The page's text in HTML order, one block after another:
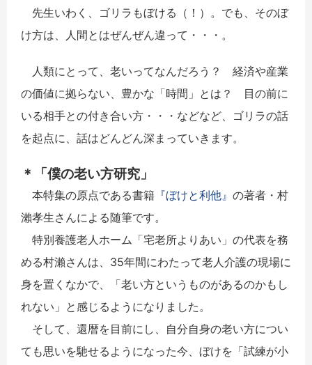
先生いわく、ゴリラもぼける（！）。でも、そのぼ
け方は、人間とはぜんぜん違って・・・。
人類にとって、老いってなんだろう？ 経済や産業
の価値に拠らない、豊かな「時間」とは？ 目の前に
いる相手との付き合い方・・・などなど、ゴリラの話
を起点に、話はどんどん深まっていきます。
＊「僕の老い方研究」
本特集の原点である書籍 『ぼけと利他』 の著者・村
瀨孝生さんによる随筆です。
特別養護老人ホーム「宅老所よりあい」の代表を務
める村瀨さんは、35年間にわたって老人介護の現場に
身を置くなかで、「老い方というものがあるのかもし
れない」と感じるようになりました。
そして、還暦を目前にし、自分自身の老い方につい
ても思いを馳せるようになった今、ぼけを「試練が小